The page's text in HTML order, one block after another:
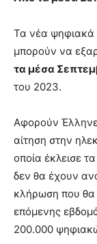
Τα νέα ψηφιακά
μπορούν να
τα μέσα
του 2023.
Αφορούν
αίτηση στην
οποία έκλεισε
δεν θα έχουν
κλήρωση που θα
επόμενης
200.000